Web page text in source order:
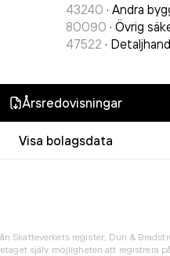
43240 · Andra
80090 · Övrig
47522 ·
Årsredovisningar
Visa bolagsdata
Skatteverkets register, Dun &
själv möjligheten att registrera